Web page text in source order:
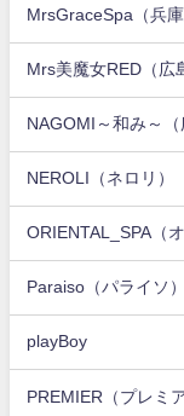
MrsGraceSpa（兵庫
Mrs美魔女RED（広
NAGOMI～和み～（
NEROLI（ネロリ）
ORIENTAL_SPA（
Paraiso（パライソ
playBoy
PREMIER（プレミ